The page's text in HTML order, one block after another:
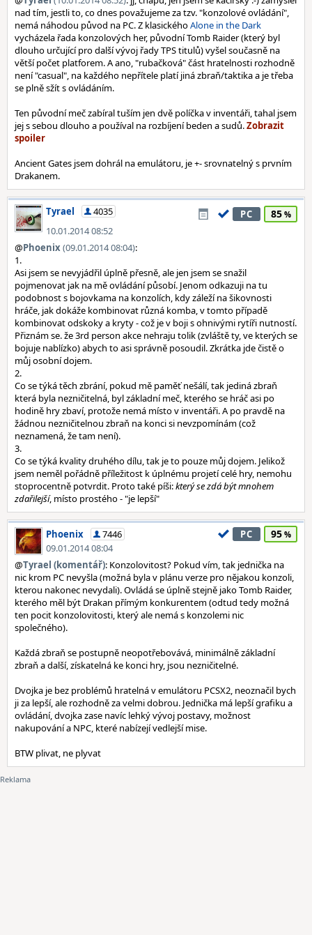
nad tím, jestli to, co dnes považujeme za tzv. "konzolové ovládání",
nemá náhodou původ na PC. Z klasickéhoAlone in the Dark
vycházela řada konzolových her, původní Tomb Raider (který byl
dlouho určující pro další vývoj řady TPS titulů) vyšel současně na
větší počet platforem. A ano, "rubačková" část hratelnosti rozhodně
není "casual", na každého nepřítele platí jiná zbraň/taktika a je třeba
se plně sžít s ovládáním.
Ten původní meč zabíral tuším jen dvě políčka v inventáři, tahal jsem
jej s sebou dlouho a používal na rozbíjení beden a sudů.
Ancient Gates jsem dohrál na emulátoru, je +- srovnatelný s prvním
Drakanem.
Tyrael
4035
10.01.2014 08:52
PC 85
@Phoenix(09.01.2014 08:04):
1.
Asi jsem se nevyjádřil úplně přesně, ale jen jsem se snažil
pojmenovat jak na mě ovládání působí. Jenom odkazuji na tu
podobnost s bojovkama na konzolích, kdy záleží na šikovnosti
hráče, jak dokáže kombinovat různá komba, v tomto případě
kombinovat odskoky a kryty - což je v boji s ohnivými rytíři nutností.
Přiznám se. že 3rd person akce nehraju tolik (zvláště ty, ve kterých se
bojuje nablízko) abych to asi správně posoudil. Zkrátka jde čistě o
můj osobní dojem.
2.
Co se týká těch zbrání, pokud mě paměť nešálí, tak jediná zbraň
která byla nezničitelná, byl základní meč, kterého se hráč asi po
hodině hry zbaví, protože nemá místo v inventáři. A po pravdě na
žádnou nezničitelnou zbraň na konci si nevzpomínám (což
neznamená, že tam není).
3.
Co se týká kvality druhého dílu, tak je to pouze můj dojem. Jelikož
jsem neměl pořádně příležitost k úplnému projetí celé hry, nemohu
stoprocentně potvrdit. Proto také píši:který se zdá být mnohem
zdařilejší, místo prostého - "je lepší"
Phoenix
7446
09.01.2014 08:04
PC 95
@Tyrael (komentář): Konzolovitost? Pokud vím, tak jednička na
nic krom PC nevyšla (možná byla v plánu verze pro nějakou konzoli,
kterou nakonec nevydali). Ovládá se úplně stejně jako Tomb Raider,
kterého měl být Drakan přímým konkurentem (odtud tedy možná
ten pocit konzolovitosti, který ale nemá s konzolemi nic
společného).
Každá zbraň se postupně neopotřebovává, minimálně základní
zbraň a další, získatelná ke konci hry, jsou nezničitelné.
Dvojka je bez problémů hratelná v emulátoru PCSX2, neoznačil bych
ji za lepší, ale rozhodně za velmi dobrou. Jednička má lepší grafiku a
ovládání, dvojka zase navíc lehký vývoj postavy, možnost
nakupování a NPC, které nabízejí vedlejší mise.
BTW plivat, ne plyvat